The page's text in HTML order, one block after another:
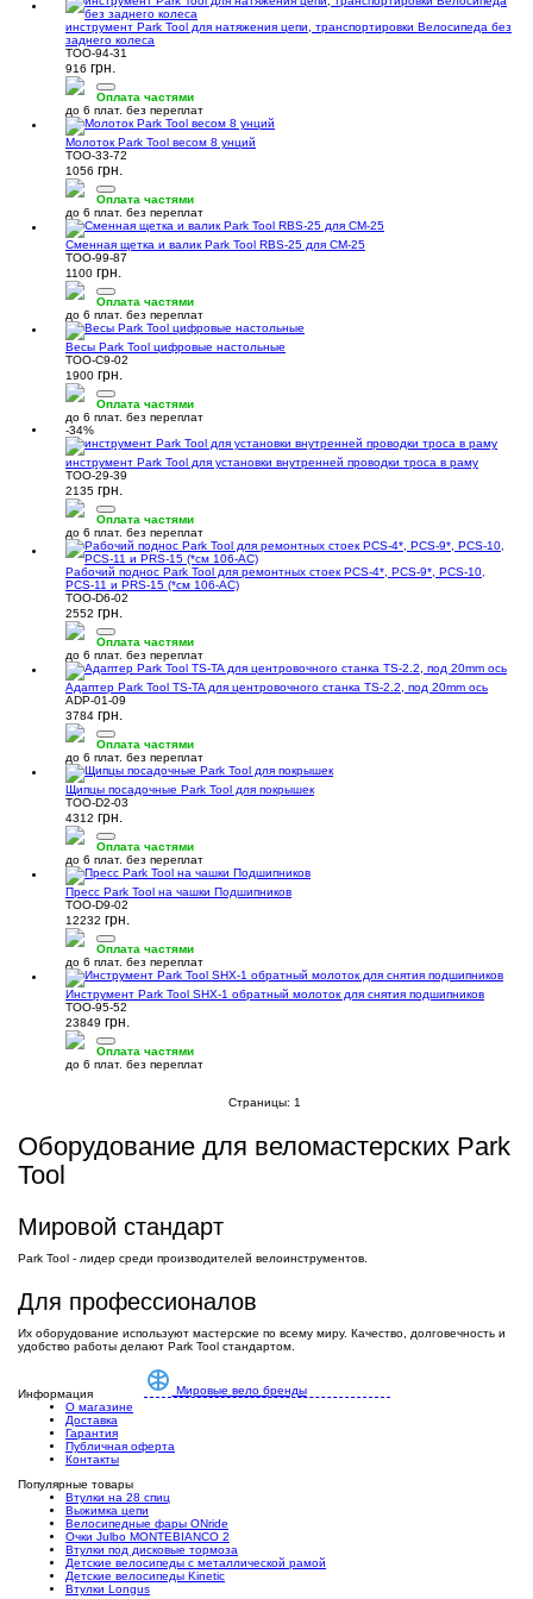
Очистители
(1)
инструмент Park Tool для натяжения цепи, транспортировки Велосипеда без
заднего колеса
TOO-94-31
916 грн.
Оплата частями
до 6 плат. без переплат
Молоток Park Tool весом 8 унций
TOO-33-72
1056 грн.
Оплата частями
до 6 плат. без переплат
Сменная щетка и валик Park Tool RBS-25 для CM-25
TOO-99-87
1100 грн.
Оплата частями
до 6 плат. без переплат
Весы Park Tool цифровые настольные
TOO-C9-02
1900 грн.
Оплата частями
до 6 плат. без переплат
-34%
инструмент Park Tool для установки внутренней проводки троса в раму
TOO-29-39
2135 грн.
Оплата частями
до 6 плат. без переплат
Рабочий поднос Park Tool для ремонтных стоек PCS-4*, PCS-9*, PCS-10,
PCS-11 и PRS-15 (*см 106-AC)
TOO-D6-02
2552 грн.
Оплата частями
до 6 плат. без переплат
Адаптер Park Tool TS-TA для центровочного станка TS-2.2, под 20mm ось
ADP-01-09
3784 грн.
Оплата частями
до 6 плат. без переплат
Щипцы посадочные Park Tool для покрышек
TOO-D2-03
4312 грн.
Оплата частями
до 6 плат. без переплат
Пресс Park Tool на чашки Подшипников
TOO-D9-02
12232 грн.
Оплата частями
до 6 плат. без переплат
Инструмент Park Tool SHX-1 обратный молоток для снятия подшипников
TOO-95-52
23849 грн.
Оплата частями
до 6 плат. без переплат
Страницы: 1
Оборудование для веломастерских Park
Tool
Мировой стандарт
Park Tool - лидер среди производителей велоинструментов.
Для профессионалов
Их оборудование используют мастерские по всему миру. Качество, долговечность и
удобство работы делают Park Tool стандартом.
Мировые вело бренды
Информация
О магазине
Доставка
Гарантия
Публичная оферта
Контакты
Популярные товары
Втулки на 28 спиц
Выжимка цепи
Велосипедные фары ONride
Очки Julbo MONTEBIANCO 2
Втулки под дисковые тормоза
Детские велосипеды с металлической рамой
Детские велосипеды Kinetic
Втулки Longus